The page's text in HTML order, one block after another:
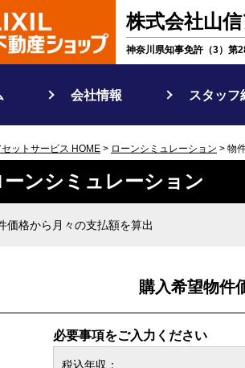
株式会社山
神奈川県知事免許（3）第
会社情報 スタッフ
セットサービス HOME > ローンシミュレーション > 物
ーンシミュレーション
価格から月々の支払額を算出
購入希望物件
必要事項をご入力ください
税込年収：